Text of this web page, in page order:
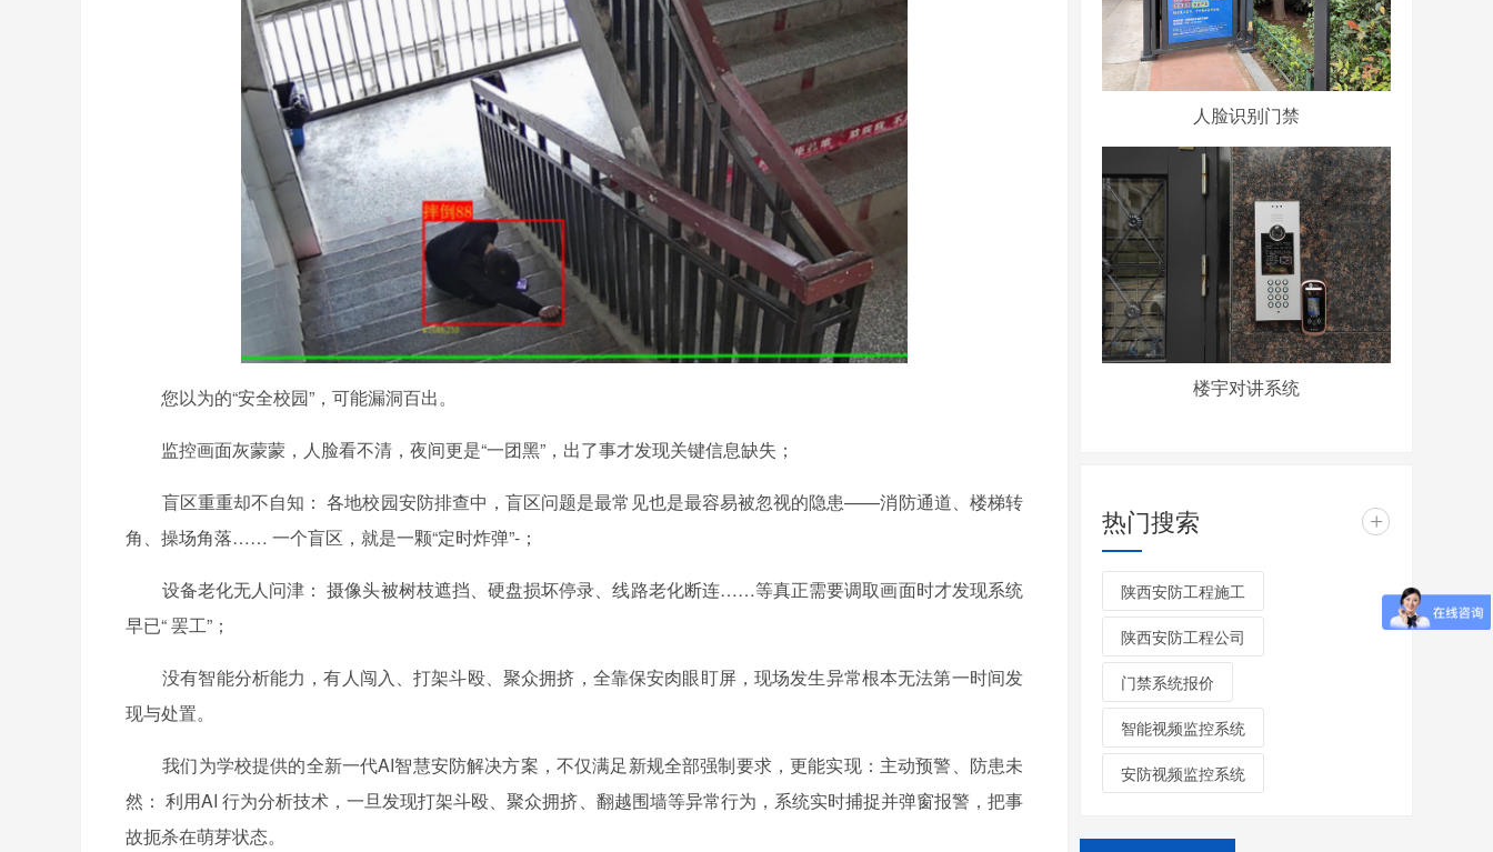
您以为的“安全校园”，可能漏洞百出。
监控画面灰蒙蒙，人脸看不清，夜间更是“一团黑”，出了事才发现关键信息缺失；
盲区重重却不自知： 各地校园安防排查中，盲区问题是最常见也是最容易被忽视的隐患——消防通道、楼梯转
角、操场角落…… 一个盲区，就是一颗“定时炸弹”-；
设备老化无人问津： 摄像头被树枝遮挡、硬盘损坏停录、线路老化断连……等真正需要调取画面时才发现系统
早已“ 罢工”；
没有智能分析能力，有人闯入、打架斗殴、聚众拥挤，全靠保安肉眼盯屏，现场发生异常根本无法第一时间发
现与处置。
我们为学校提供的全新一代AI智慧安防解决方案，不仅满足新规全部强制要求，更能实现：主动预警、防患未
然： 利用AI 行为分析技术，一旦发现打架斗殴、聚众拥挤、翻越围墙等异常行为，系统实时捕捉并弹窗报警，把事
故扼杀在萌芽状态。
人脸识别门禁
楼宇对讲系统
热门搜索 +
陕西安防工程施工
陕西安防工程公司
门禁系统报价
智能视频监控系统
安防视频监控系统